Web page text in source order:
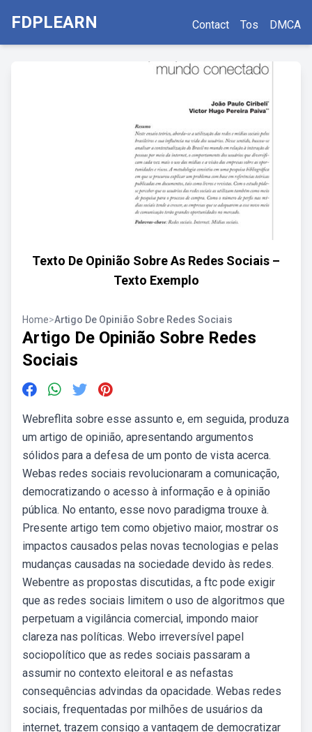
FDPLEARN Contact Tos DMCA
Texto De Opinião Sobre As Redes Sociais –
Texto Exemplo
Home>Artigo De Opinião Sobre Redes Sociais
Artigo De Opinião Sobre Redes
Sociais
Webreflita sobre esse assunto e, em seguida, produza
um artigo de opinião, apresentando argumentos
sólidos para a defesa de um ponto de vista acerca.
Webas redes sociais revolucionaram a comunicação,
democratizando o acesso à informação e à opinião
pública. No entanto, esse novo paradigma trouxe à.
Presente artigo tem como objetivo maior, mostrar os
impactos causados pelas novas tecnologias e pelas
mudanças causadas na sociedade devido às redes.
Webentre as propostas discutidas, a ftc pode exigir
que as redes sociais limitem o uso de algoritmos que
perpetuam a vigilância comercial, impondo maior
clareza nas políticas. Webo irreversível papel
sociopolítico que as redes sociais passaram a
assumir no contexto eleitoral e as nefastas
consequências advindas da opacidade. Webas redes
sociais, frequentadas por milhões de usuários da
internet, trazem consigo a vantagem de democratizar